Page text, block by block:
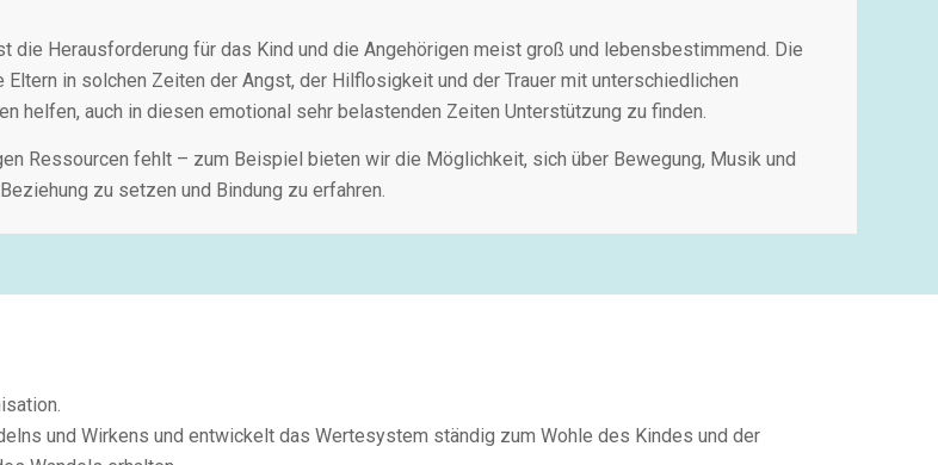
Herausforderung für das Kind und die Angehörigen meist groß und lebensbestimmend. Die
in solchen Zeiten der Angst, der Hilflosigkeit und der Trauer mit unterschiedlichen
helfen, auch in diesen emotional sehr belastenden Zeiten Unterstützung zu finden.
Ressourcen fehlt – zum Beispiel bieten wir die Möglichkeit, sich über Bewegung, Musik und
zu setzen und Bindung zu erfahren.
und Wirkens und entwickelt das Wertesystem ständig zum Wohle des Kindes und der